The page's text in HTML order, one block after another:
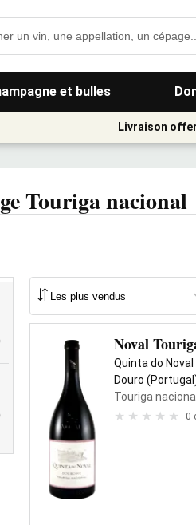
et bulles
Livraison
Touriga nacional
Noval
Quinta do Noval
Douro
Touriga nacional
0